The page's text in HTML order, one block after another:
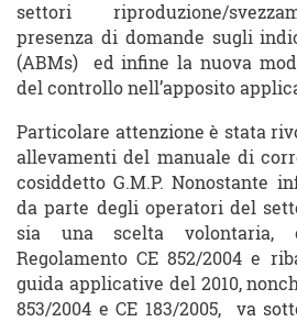
settori riproduzione/
presenza di domande sugli
(ABMs) ed infine la nuova
del controllo nell’apposito
Particolare attenzione è stata
allevamenti del manuale di
cosiddetto G.M.P. Nonostante
da parte degli operatori del
sia una scelta volontaria,
Regolamento CE 852/2004 e
guida applicative del 2010,
853/2004 e CE 183/2005, va